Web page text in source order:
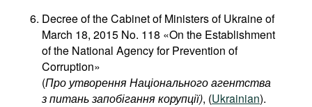
Decree of the Cabinet of Ministers of Ukraine of
March 18, 2015 No. 118 «On the Establishment
of the National Agency for Prevention of
Corruption»
(Про утворення Національного агентства
з питань запобігання корупції), (Ukrainian).